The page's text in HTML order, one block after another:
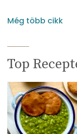
Még több cikk
Top